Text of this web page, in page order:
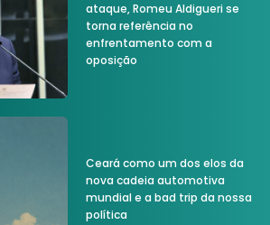
ataque, Romeu Aldigueri se
torna referência no
enfrentamento com a
oposição
Ceará como um dos elos da
nova cadeia automotiva
mundial e a bad trip da nossa
política